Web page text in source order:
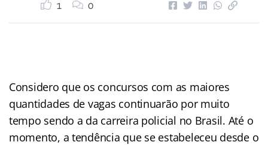
1 0
Considero que os concursos com as maiores
quantidades de vagas continuarão por muito
tempo sendo a da carreira policial no Brasil. Até o
momento, a tendência que se estabeleceu desde o